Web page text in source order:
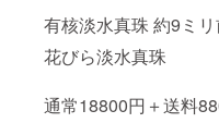
有核淡水真珠 約9ミ
花びら淡水真珠
通常18800円＋送料